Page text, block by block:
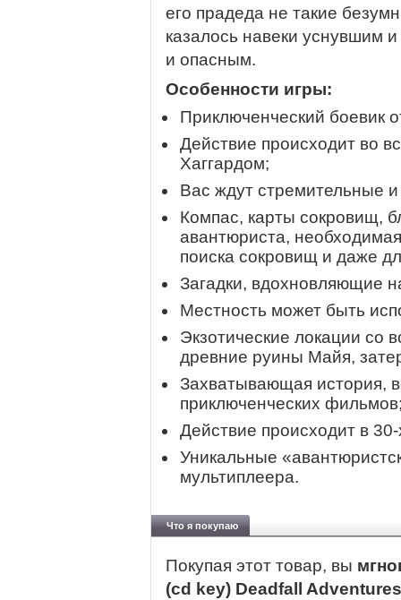
его прадеда не такие
казалось навеки уснувшим
и опасным.
Особенности игры:
Приключенческий боевик
Действие происходит во
Хаггардом;
Вас ждут стремительные
Компас, карты сокровищ,
авантюриста,
поиска сокровищ и даже
Загадки, вдохновляющие
Местность может быть
Экзотические локации со
древние руины Майя,
Захватывающая история,
приключенческих
Действие происходит в
Уникальные
мультиплеера.
Что я покупаю
Покупая этот товар, вы
(cd key) Deadfall